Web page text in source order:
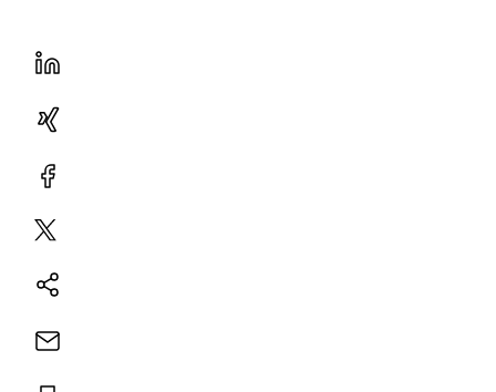
LinekdIn
Xing
Facebook
Plattform
Natives
E-